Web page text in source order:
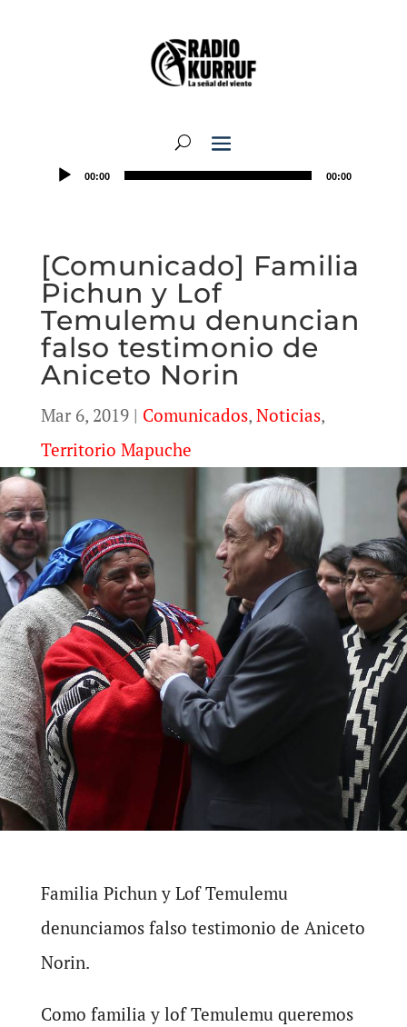
00:00 00:00
[Comunicado] Familia
Pichun y Lof
Temulemu denuncian
falso testimonio de
Aniceto Norin
Mar 6, 2019| Comunicados, Noticias,
Territorio Mapuche
Familia Pichun y Lof Temulemu
denunciamos falso testimonio de Aniceto
Norin.
Como familia y lof Temulemu queremos